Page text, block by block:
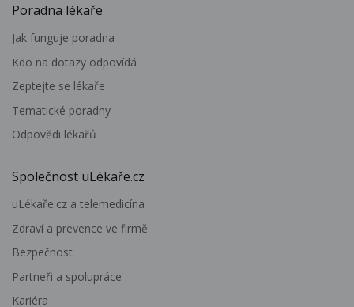
Poradna lékaře
Jak funguje poradna
Kdo na dotazy odpovídá
Zeptejte se lékaře
Tematické poradny
Odpovědi lékařů
Společnost uLékaře.cz
uLékaře.cz a telemedicína
Zdraví a prevence ve firmě
Bezpečnost
Partneři a spolupráce
Kariéra